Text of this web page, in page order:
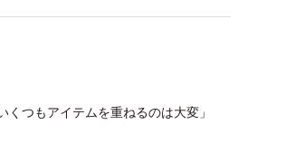
つもアイテムを重ねるのは大変」